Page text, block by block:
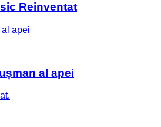
Reinventat
al apei